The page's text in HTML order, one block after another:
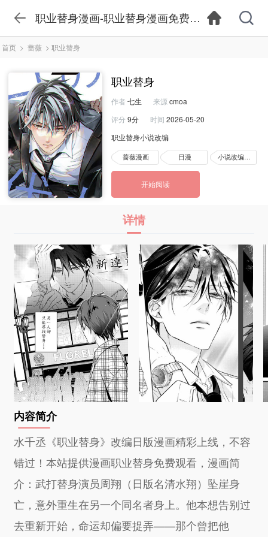
职业替身漫画-职业替身漫画免费阅读下拉式-职
首页 > 蔷薇 > 职业替身
职业替身
作者 七生 来源 cmoa
评分 9分 时间 2026-05-20
职业替身小说改编
蔷薇漫画 日漫 小说改编漫画
开始阅读
详情
内容简介
水千丞《职业替身》改编日版漫画精彩上线，不容
错过！本站提供漫画职业替身免费观看，漫画简
介：武打替身演员周翔（日版名清水翔）坠崖身
亡，意外重生在另一个同名者身上。他本想告别过
去重新开始，命运却偏要捉弄——那个曾把他